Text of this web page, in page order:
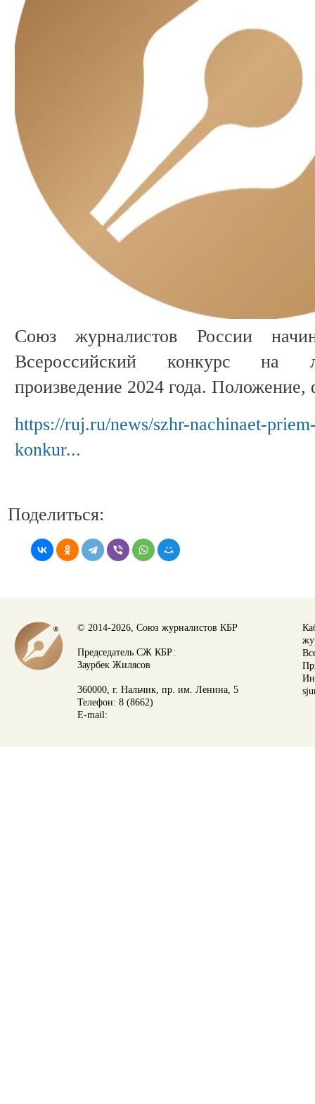
Союз журналистов России
Всероссийский конкурс на
произведение 2024 года. Положение,
https://ruj.ru/news/szhr-nachinaet-
konkur...
Поделиться:
© 2014-2026, Союз журналистов КБР
Председатель СЖ КБР:
Заурбек Жилясов
360000, г. Нальчик, пр. им. Ленина, 5
Телефон: 8 (8662)
E-mail: